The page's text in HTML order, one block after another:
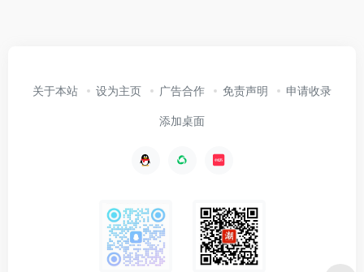
关于本站 设为主页 广告合作 免责声明 申请收录
添加桌面